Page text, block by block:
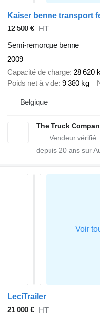
Kaiser benne transport
12 500 € HT
Semi-remorque benne
2009
Capacité de charge 28 620
Poids net à vide 9 380 kg
Belgique
The Truck
depuis 20 ans sur
LeciTrailer
21 000 € HT